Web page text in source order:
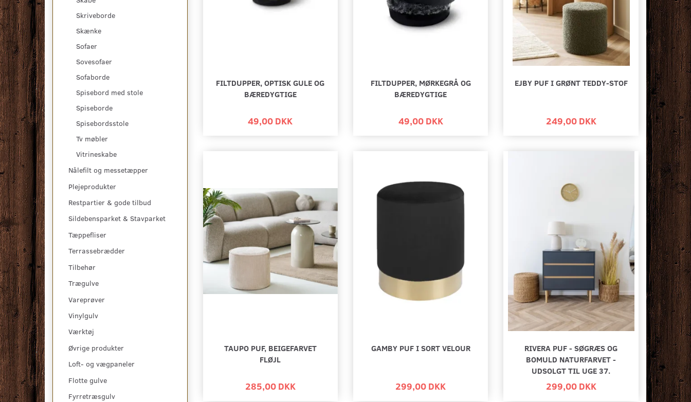
Skriveborde
Skænke
Sofaer
Sovesofaer
Sofaborde
Spisebord med stole
Spiseborde
Spisebordsstole
Tv møbler
Vitrineskabe
Nålefilt og messetæpper
Plejeprodukter
Restpartier & gode tilbud
Sildebensparket & Stavparket
Tæppefliser
Terrassebrædder
Tilbehør
Trægulve
Vareprøver
Vinylgulv
Værktøj
Øvrige produkter
Loft- og vægpaneler
Flotte gulve
Fyrretræsgulv
FILTDUPPER, OPTISK GULE OG
BÆREDYGTIGE
49,00 DKK
FILTDUPPER, MØRKEGRÅ OG
BÆREDYGTIGE
49,00 DKK
EJBY PUF I GRØNT TEDDY-STOF
249,00 DKK
TAUPO PUF, BEIGEFARVET
FLØJL
285,00 DKK
GAMBY PUF I SORT VELOUR
299,00 DKK
RIVERA PUF - SØGRÆS OG
BOMULD NATURFARVET -
UDSOLGT TIL UGE 37.
299,00 DKK